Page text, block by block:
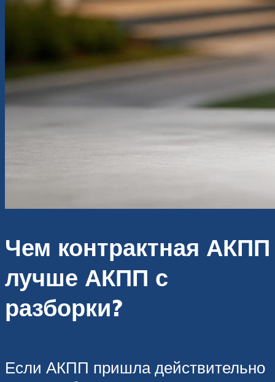
Чем контрактная АКПП
лучше АКПП с
разборки?
Если АКПП пришла действительно